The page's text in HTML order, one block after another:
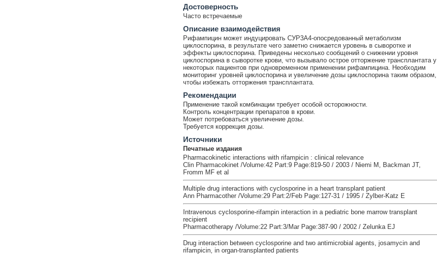
Достоверность
Часто встречаемые
Описание взаимодействия
Рифампицин может индуцировать СУР3А4-опосредованный метаболизм
циклоспорина, в результате чего заметно снижается уровень в сыворотке и
эффекты циклоспорина. Приведены несколько сообщений о снижении уровня
циклоспорина в сыворотке крови, что вызывало острое отторжение трансплантата у
некоторых пациентов при одновременном применении рифампицина. Необходим
мониторинг уровней циклоспорина и увеличение дозы циклоспорина таким образом,
чтобы избежать отторжения трансплантата.
Рекомендации
Применение такой комбинации требует особой осторожности.
Контроль концентрации препаратов в крови.
Может потребоваться увеличение дозы.
Требуется коррекция дозы.
Источники
Печатные издания
Pharmacokinetic interactions with rifampicin : clinical relevance
Clin Pharmacokinet /Volume:42 Part:9 Page:819-50 / 2003 / Niemi M, Backman JT,
Fromm MF et al
Multiple drug interactions with cyclosporine in a heart transplant patient
Ann Pharmacother /Volume:29 Part:2/Feb Page:127-31 / 1995 / Zylber-Katz E
Intravenous cyclosporine-rifampin interaction in a pediatric bone marrow transplant
recipient
Pharmacotherapy /Volume:22 Part:3/Mar Page:387-90 / 2002 / Zelunka EJ
Drug interaction between cyclosporine and two antimicrobial agents, josamycin and
rifampicin, in organ-transplanted patients